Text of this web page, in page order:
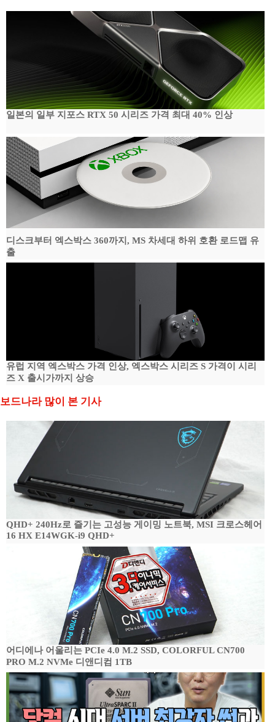
일본의 일부 지포스 RTX 50 시리즈 가격 최대 40% 인상
디스크부터 엑스박스 360까지, MS 차세대 하위 호환 로드맵 유
출
유럽 지역 엑스박스 가격 인상, 엑스박스 시리즈 S 가격이 시리
즈 X 출시가까지 상승
보드나라 많이 본 기사
QHD+ 240Hz로 즐기는 고성능 게이밍 노트북, MSI 크로스헤어
16 HX E14WGK-i9 QHD+
어디에나 어울리는 PCIe 4.0 M.2 SSD, COLORFUL CN700
PRO M.2 NVMe 디앤디컴 1TB